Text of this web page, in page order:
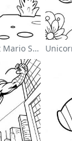
Pagina De Colorat Mario Sărind Peste Goombas